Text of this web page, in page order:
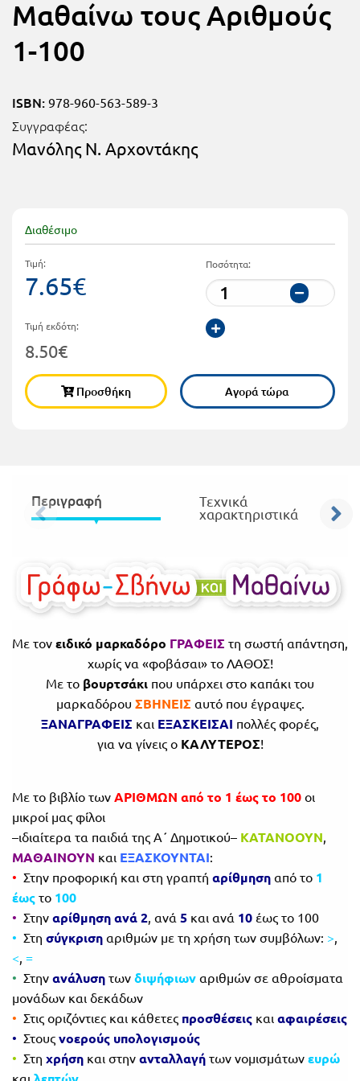
Θεματικά
Ημερολόγια
Εκπαιδευτικών
Δραστηριοτήτων
Εκπαίδευση
ενηλίκων –
Μάθηση
εκπαιδευτικού
Πανελλήνιοι
Μαθητικοί
Παιχνίδια
Τάξη
Β΄
Γ΄
Τάξη
Λύκειο
Τάξη
Β΄
Τάξη
Τάξη
Ε.ΠΑΛ.
Για
λύκειο
Μαθαίνω τους Αριθμούς
1-100
ISBN: 978-960-563-589-3
Συγγραφέας:
Μανόλης Ν. Αρχοντάκης
Διαθέσιμο
Τιμή:
7.65€
Τιμή εκδότη:
8.50€
Ποσότητα:
Προσθήκη Αγορά τώρα
Περιγραφή Τεχνικά
χαρακτηριστικά
Με τον ειδικό μαρκαδόρο ΓΡΑΦΕΙΣ τη σωστή απάντηση,
χωρίς να «φοβάσαι» το ΛΑΘΟΣ!
Με το βουρτσάκι που υπάρχει στο καπάκι του
μαρκαδόρου ΣΒΗΝΕΙΣ αυτό που έγραψες.
ΞΑΝΑΓΡΑΦΕΙΣ και ΕΞΑΣΚΕΙΣΑΙ πολλές φορές,
για να γίνεις ο ΚΑΛΥΤΕΡΟΣ!
Με το βιβλίο των ΑΡΙΘΜΩΝ από το 1 έως το 100 οι
μικροί μας φίλοι
–ιδιαίτερα τα παιδιά της Α΄ Δημοτικού– ΚΑΤΑΝΟΟΥΝ
ΜΑΘΑΙΝΟΥΝ και ΕΞΑΣΚΟΥΝΤΑΙ:
• Στην προφορική και στη γραπτή αρίθμηση από το 1
έως το 100
• Στην αρίθμηση ανά 2 , ανά 5 και ανά 10 έως το 100
• Στη σύγκριση αριθμών με τη χρήση των συμβόλων: >
< =
• Στην ανάλυση των διψήφιων αριθμών σε αθροίσματα
μονάδων και δεκάδων
• Στις οριζόντιες και κάθετες προσθέσεις και αφαιρέσεις
• Στους νοερούς υπολογισμούς
• Στη χρήση και στην ανταλλαγή των νομισμάτων ευρώ
και